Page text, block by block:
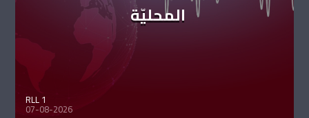
المحليّة
RLL 1
07-08-2026